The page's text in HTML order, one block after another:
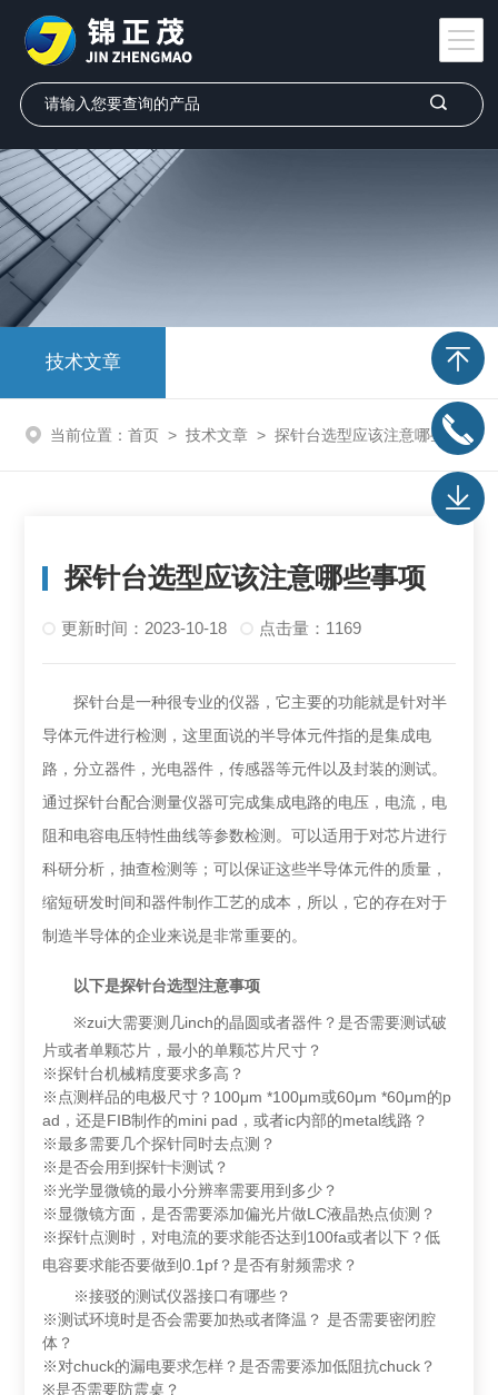
技术文章
当前位置： 首页 > 技术文章 > 探针台选型应该注意哪些事项
探针台选型应该注意哪些事项
更新时间：2023-10-18 点击量：1169
探针台是一种很专业的仪器，它主要的功能就是针对半
导体元件进行检测，这里面说的半导体元件指的是集成电
路，分立器件，光电器件，传感器等元件以及封装的测试。
通过探针台配合测量仪器可完成集成电路的电压，电流，电
阻和电容电压特性曲线等参数检测。可以适用于对芯片进行
科研分析，抽查检测等；可以保证这些半导体元件的质量，
缩短研发时间和器件制作工艺的成本，所以，它的存在对于
制造半导体的企业来说是非常重要的。
以下是探针台选型注意事项
※zui大需要测几inch的晶圆或者器件？是否需要测试破
片或者单颗芯片，最小的单颗芯片尺寸？
※探针台机械精度要求多高？
※点测样品的电极尺寸？ 100μm *100μm或60μm *60μm的p
ad ，还是FIB制作的mini pad ，或者ic内部的metal线路？
※最多需要几个探针同时去点测？
※是否会用到探针卡测试？
※光学显微镜的最小分辨率需要用到多少？
※显微镜方面，是否需要添加偏光片做LC液晶热点侦测？
※探针点测时，对电流的要求能否达到 100fa或者以下？低
电容要求能否要做到0.1pf ？是否有射频需求？
※接驳的测试仪器接口有哪些？
※测试环境时是否会需要加热或者降温？ 是否需要密闭腔
体？
※对chuck的漏电要求怎样？是否需要添加低阻抗chuck ？
※是否需要防震桌？